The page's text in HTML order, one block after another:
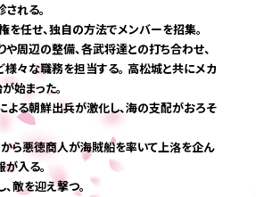
展開について
よくある質問
応募する
れる。
任せ、独自の方法でメンバーを招集。
周辺の整備、各武将達との打ち合わせ、
々な職務を担当する。 高松城と共にメカ
始まった。
よる朝鮮出兵が激化し、海の支配がおろそ
ら悪徳商人が海賊船を率いて上洛を企ん
入る。
敵を迎え撃つ。